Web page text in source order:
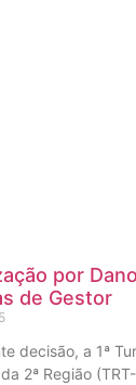
por
de Gestor
decisão, a 1ª
2ª Região